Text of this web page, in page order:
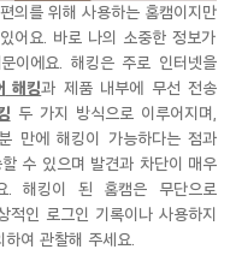
의를 위해 사용하는 홈캠이지만
어요. 바로 나의 소중한 정보가
이에요. 해킹은 주로 인터넷을
해킹과 제품 내부에 무선 전송
두 가지 방식으로 이루어지며,
만에 해킹이 가능하다는 점과
할 수 있으며 발견과 차단이 매우
.해킹이 된 홈캠은 무단으로
적인 로그인 기록이나 사용하지
하여 관찰해 주세요.